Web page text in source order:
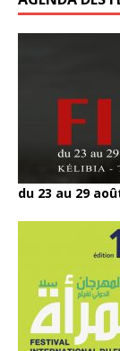
du 23 au 29